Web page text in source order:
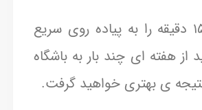
۴- اگر روزی ۱۵ دقیقه را به پیاده روی سریع
هفته ای چند بار به باشگاه
ی بهتری خواهید گرفت.